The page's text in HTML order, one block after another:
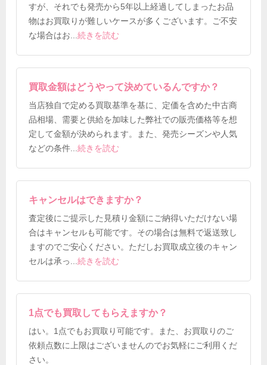
すが、それでも発売から5年以上経過してしまったお品
物はお買取りが難しいケースが多くございます。ご不安
な場合はお...続きを読む
買取金額はどうやって決めているんですか？
当店独自で定める買取基準を基に、定価を含めた中古商
品相場、需要と供給を加味した弊社での販売価格等を想
定して金額が決められます。また、発売シーズンや人気
などの条件 ...続きを読む
キャンセルはできますか？
査定後にご提示した見積り金額にご納得いただけない場
合はキャンセルも可能です。その場合は無料で返送致し
ますのでご安心ください。ただしお買取成立後のキャン
セルは承っ
...続きを読む
1点でも買取してもらえますか？
はい。1点でもお買取り可能です。また、お買取りのご
依頼点数に上限はございませんのでお気軽にご利用くだ
さい。